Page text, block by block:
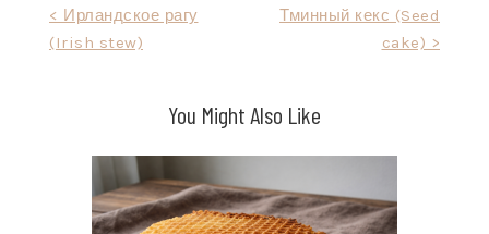
Навигация
< Ирландское рагу
(Irish stew)
Тминный кекс (Seed
cake) >
You Might Also Like